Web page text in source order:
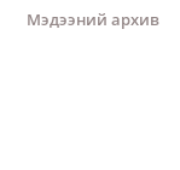
Мэдээний архив